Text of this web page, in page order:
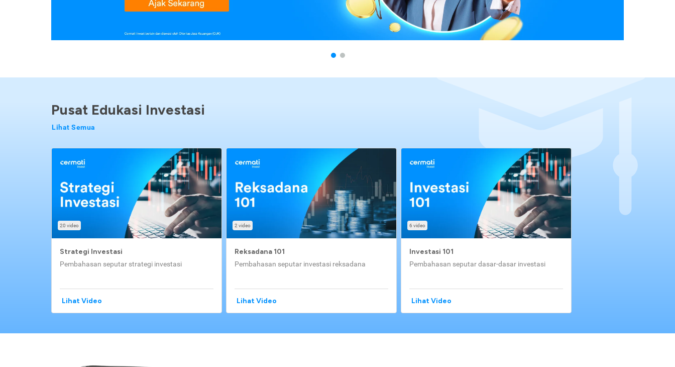
Pusat Edukasi Investasi
Lihat Semua
20 video
Strategi Investasi
Pembahasan seputar strategi investasi
Lihat Video
2 video
Reksadana 101
Pembahasan seputar investasi reksadana
Lihat Video
6 video
Investasi 101
Pembahasan seputar dasar-dasar investasi
Lihat Video